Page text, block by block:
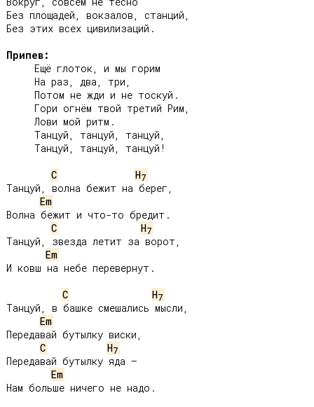
Без площадей, вокзалов, станций,
Без этих всех цивилизаций.
Припев:
C
H7
Танцуй, волна бежит на берег,
Em
Волна бежит и что-то бредит.
C
H7
Танцуй, звезда летит за ворот,
Em
И ковш на небе перевернут.
C
H7
Танцуй, в башке смешались мысли,
Em
Передавай бутылку виски,
C
H7
Передавай бутылку яда –
Em
Нам больше ничего не надо.